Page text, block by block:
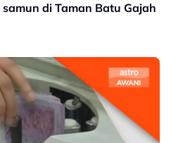
di Taman Batu Gajah